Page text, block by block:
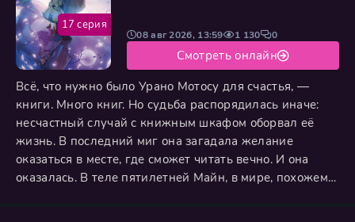
Всё, что нужно было Урано Мотосу для счастья, —
книги. Много книг. Но судьба распорядилась иначе:
несчастный случай с книжным шкафом оборвал её
жизнь. В последний миг она загадала желание
оказаться в месте, где сможет читать вечно. И она
оказалась. В теле пятилетней Майн, в мире, похожем
08 авг 2026, 13:59 1 130 0
Смотреть онлайн
17 серия